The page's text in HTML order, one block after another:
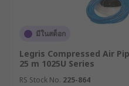
มีในสต็อก
Legris Compressed Air
25 m 1025U Series
RS Stock No. 225-864